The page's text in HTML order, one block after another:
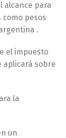
alcance para
pesos
.
el impuesto
aplicará sobre
la
un